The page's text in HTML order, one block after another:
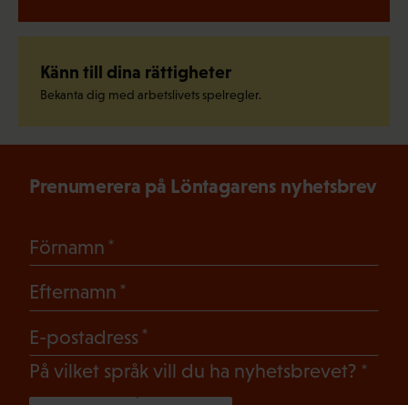
Känn till dina rättigheter
Bekanta dig med arbetslivets spelregler.
Prenumerera på Löntagarens nyhetsbrev
Förnamn
Efternamn
E-postadress
På vilket språk vill du ha nyhetsbrevet?